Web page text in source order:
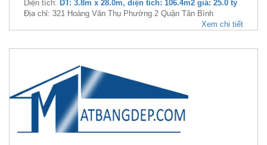
Diện tích: DT: 3.8m x 28.0m, diện tích: 106.4m2 giá: 25.0 tỷ
Địa chỉ: 321 Hoàng Văn Thụ Phường 2 Quận Tân Bình
Xem chi tiết